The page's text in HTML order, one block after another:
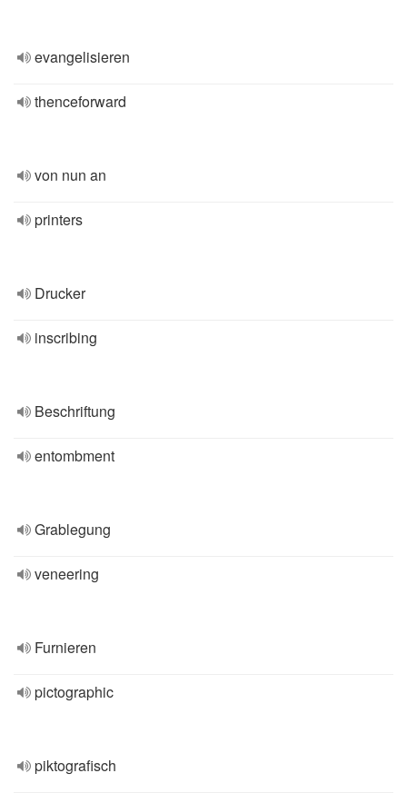
evangelisieren
thenceforward
von nun an
printers
Drucker
inscribing
Beschriftung
entombment
Grablegung
veneering
Furnieren
pictographic
piktografisch